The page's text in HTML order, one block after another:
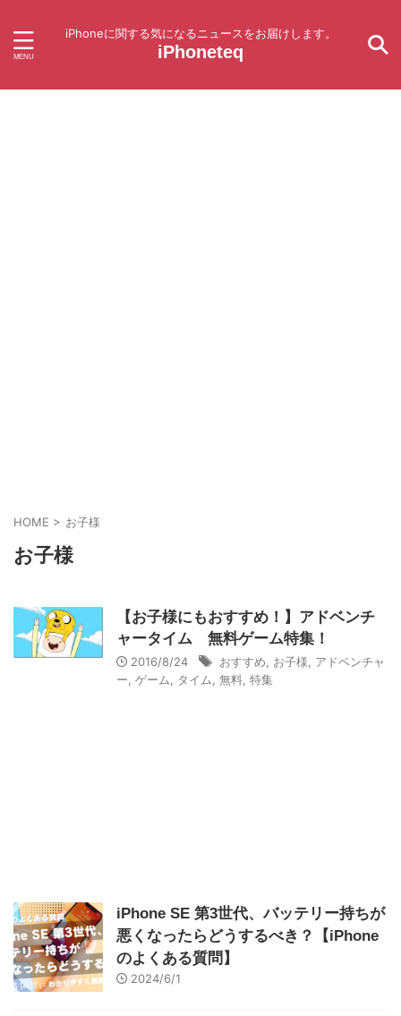
iPhoneに関する気になるニュースをお届けします。
iPhoneteq
HOME > お子様
お子様
【お子様にもおすすめ！】アドベンチ
ャータイム 無料ゲーム特集！
2016/8/24 おすすめ お子様
アドベンチャ
ー ゲーム タイム 無料 特集
iPhone SE 第3世代、バッテリー持ちが
悪くなったらどうするべき？【iPhone
のよくある質問】
2024/6/1